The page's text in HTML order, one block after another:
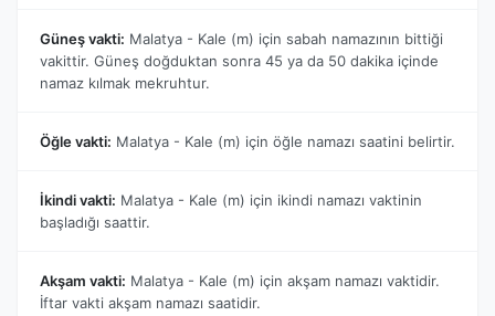
Güneş vakti: Malatya - Kale (m) için sabah namazının bittiği
vakittir. Güneş doğduktan sonra 45 ya da 50 dakika içinde
namaz kılmak mekruhtur.
Öğle vakti: Malatya - Kale (m) için öğle namazı saatini belirtir.
İkindi vakti: Malatya - Kale (m) için ikindi namazı vaktinin
başladığı saattir.
Akşam vakti: Malatya - Kale (m) için akşam namazı vaktidir.
İftar vakti akşam namazı saatidir.